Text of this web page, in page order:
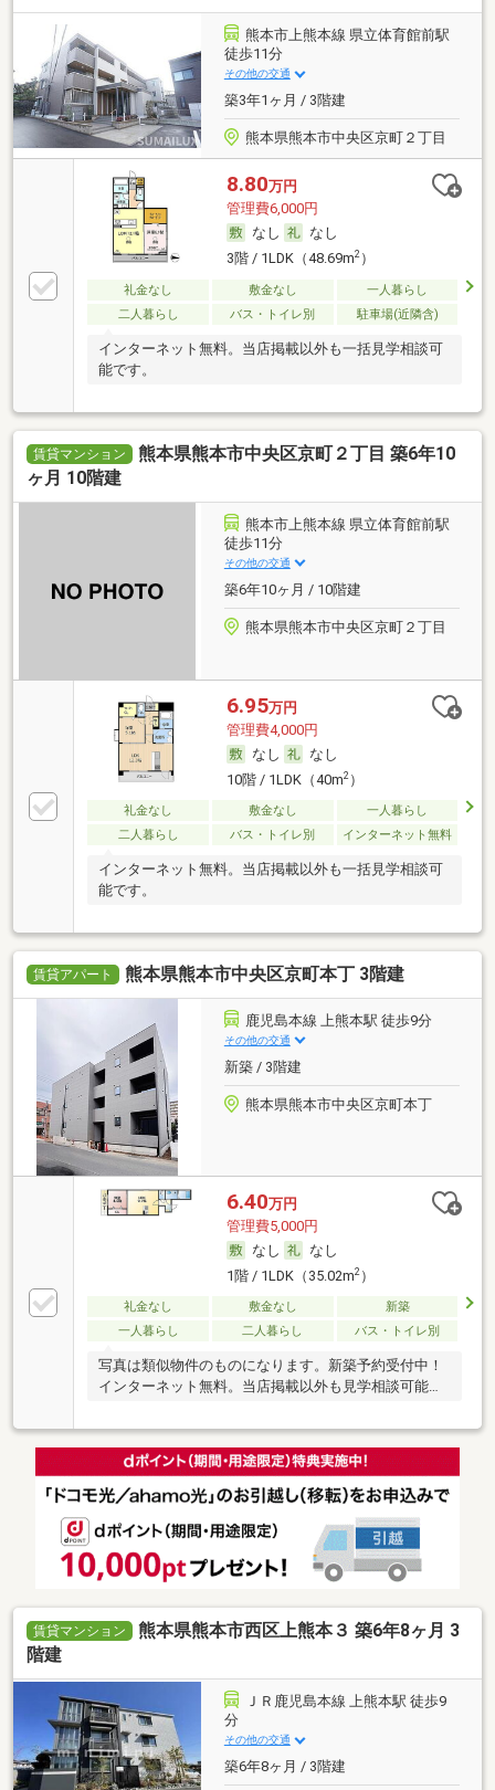
熊本市上熊本線 県立体育館前駅
徒歩11分
その他の交通
築3年1ヶ月 / 3階建
熊本県熊本市中央区京町２丁目
8.80万円
管理費6,000円
なし
なし
3階 / 1LDK（48.69m2）
礼金なし 敷金なし
一人暮らし
二人暮らし
バス・トイレ別 駐車場(近隣含)
インターネット無料。当店掲載以外も一括見学相談可
能です。
賃貸マンション
熊本県熊本市中央区京町２丁目 築6年10
ヶ月 10階建
熊本市上熊本線 県立体育館前駅
徒歩11分
その他の交通
築6年10ヶ月 / 10階建
熊本県熊本市中央区京町２丁目
6.95万円
管理費4,000円
なし
なし
10階 / 1LDK（40m2）
礼金なし 敷金なし
一人暮らし
二人暮らし
バス・トイレ別 インターネット無料
インターネット無料。当店掲載以外も一括見学相談可
能です。
賃貸アパート 熊本県熊本市中央区京町本丁 3階建
鹿児島本線 上熊本駅 徒歩9分
その他の交通
新築 / 3階建
熊本県熊本市中央区京町本丁
6.40万円
管理費5,000円
なし
なし
1階 / 1LDK（35.02m2）
礼金なし 敷金なし
新築
一人暮らし
二人暮らし バス・トイレ別
写真は類似物件のものになります。新築予約受付中！
インターネット無料。当店掲載以外も見学相談可能で
賃貸マンション
熊本県熊本市西区上熊本３ 築6年8ヶ月 3
階建
ＪＲ鹿児島本線 上熊本駅 徒歩9
分
その他の交通
築6年8ヶ月 / 3階建